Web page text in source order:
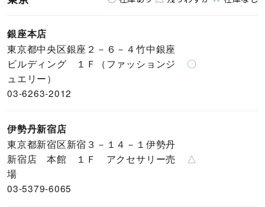
銀座本店
東京都中央区銀座２－６－４竹中銀座
ビルディング １Ｆ（ファッションジ
ュエリー）
03-6263-2012
〇
伊勢丹新宿店
東京都新宿区新宿３－１４－１伊勢丹
新宿店 本館 １Ｆ アクセサリー売
場
03-5379-6065
△